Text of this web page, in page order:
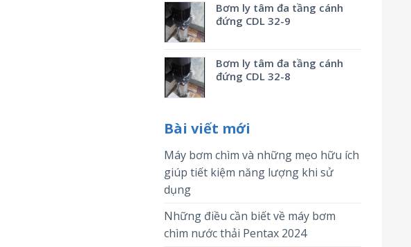
Bơm ly tâm đa tầng cánh
đứng CDL 32-9
Bơm ly tâm đa tầng cánh
đứng CDL 32-8
Bài viết mới
Máy bơm chìm và những mẹo hữu ích
giúp tiết kiệm năng lượng khi sử
dụng
Những điều cần biết về máy bơm
chìm nước thải Pentax 2024